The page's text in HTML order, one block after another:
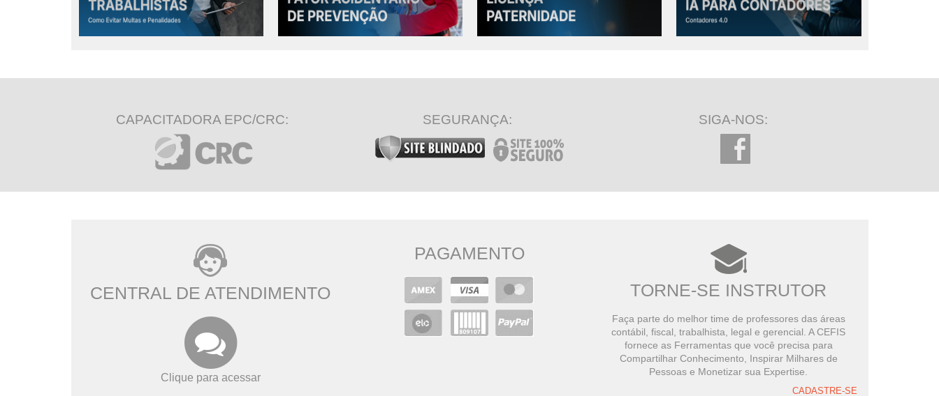
VER CONTEÚDO COMPLETO VER CONTEÚDO COMPLETO VER CONTEÚDO COMPLETO
CAPACITADORA EPC/CRC: SEGURANÇA: SIGA-NOS:
CENTRAL DE ATENDIMENTO
Clique para acessar
PAGAMENTO
TORNE-SE INSTRUTOR
Faça parte do melhor time de professores das áreas
contábil, fiscal, trabalhista, legal e gerencial. A CEFIS
fornece as Ferramentas que você precisa para
Compartilhar Conhecimento, Inspirar Milhares de
Pessoas e Monetizar sua Expertise.
CADASTRE-SE